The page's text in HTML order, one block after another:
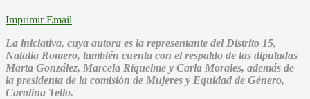
Imprimir Email
La iniciativa, cuya autora es la representante del Distrito 15,
Natalia Romero, también cuenta con el respaldo de las diputadas
Marta González, Marcela Riquelme y Carla Morales, además de
la presidenta de la comisión de Mujeres y Equidad de Género,
Carolina Tello.